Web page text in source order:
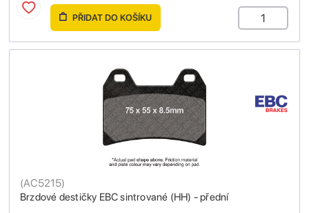
PŘIDAT DO KOŠÍKU
Brzdové destičky EBC sintrované (HH) - přední
(AC5215)